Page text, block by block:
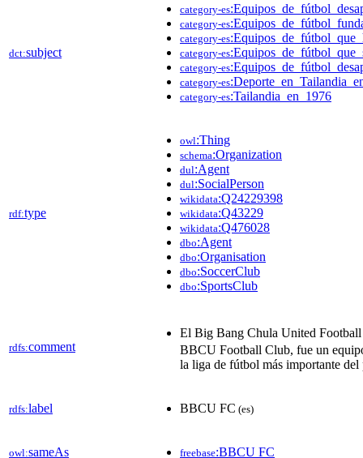
dct:subject
category-es
category-es
category-es
category-es
category-es
category-es
category-es:Tailandia_en_1976
rdf:type
owl:Thing
schema:Organization
dul:Agent
dul:SocialPerson
wikidata:Q24229398
wikidata:Q43229
wikidata:Q476028
dbo:Agent
dbo:Organisation
dbo:SoccerClub
dbo:SportsClub
rdfs:comment
El Big Bang Chula United
BBCU Football Club, fue un
la liga de fútbol más importante del
rdfs:label BBCU FC (es)
owl:sameAs freebase:BBCU FC